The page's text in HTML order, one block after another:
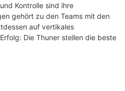
Kontrolle sind ihre
gehört zu den Teams mit den
auf vertikales
Die Thuner stellen die beste